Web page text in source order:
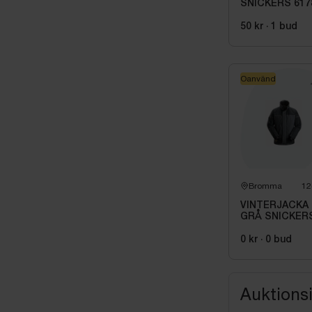
SNICKERS
50 kr · 1 bud
Bromma
VINTERJACKA
GRÅ
SMALL 1106-
0 kr · 0 bud
Oanvänd